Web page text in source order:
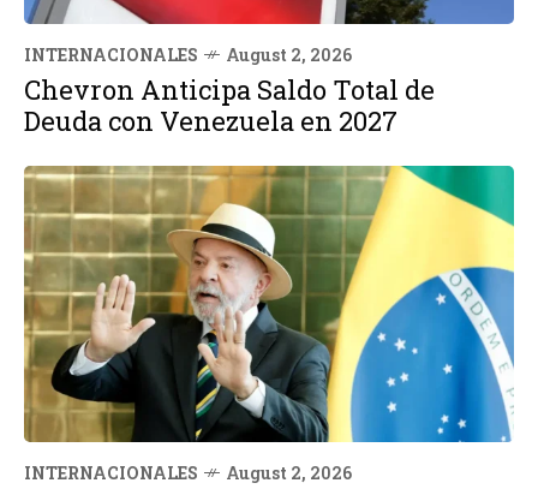
INTERNACIONALES August 2, 2026
Chevron Anticipa Saldo Total de
Deuda con Venezuela en 2027
INTERNACIONALES August 2, 2026